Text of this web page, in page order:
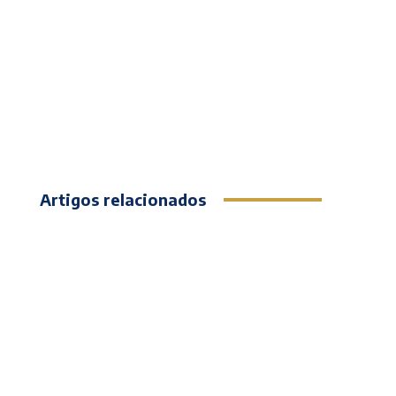
Artigos relacionados